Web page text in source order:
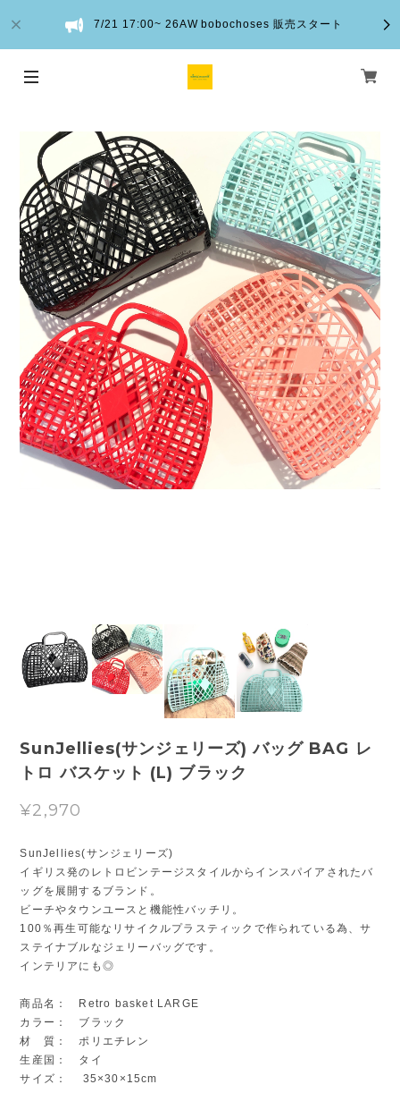
7/21 17:00~ 26AW bobochoses 販売スタート
SunJellies(サンジェリーズ) バッグ BAG レ
トロ バスケット (L) ブラック
¥2,970
SunJellies(サンジェリーズ)
イギリス発のレトロビンテージスタイルからインスパイアされたバ
ッグを展開するブランド。
ビーチやタウンユースと機能性バッチリ。
100％再生可能なリサイクルプラスティックで作られている為、サ
ステイナブルなジェリーバッグです。
インテリアにも◎
商品名： Retro basket LARGE
カラー： ブラック
材 質： ポリエチレン
生産国： タイ
サイズ： 35×30×15cm